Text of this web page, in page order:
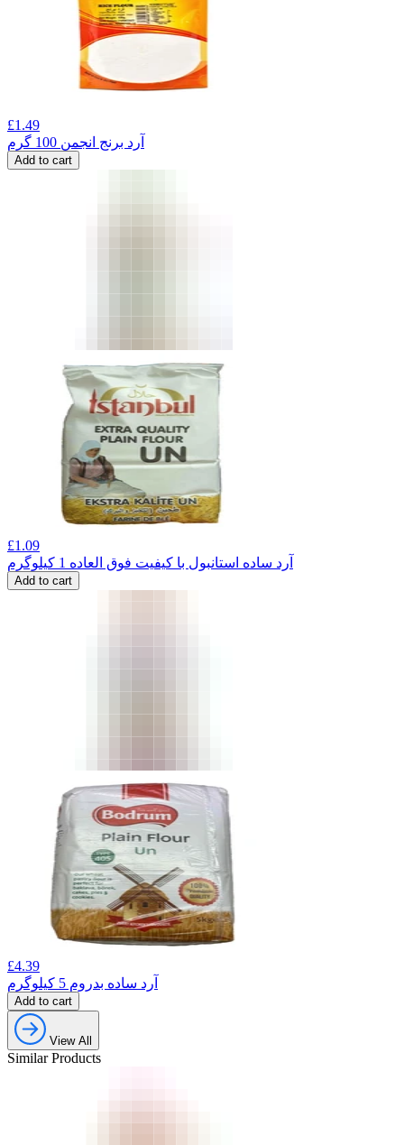
£1.49
آرد برنج انجمن 100 گرم
Add to cart
£1.09
آرد ساده استانبول با کیفیت فوق العاده 1 کیلوگرم
Add to cart
£4.39
آرد ساده بدروم 5 کیلوگرم
Add to cart
View All
Similar Products